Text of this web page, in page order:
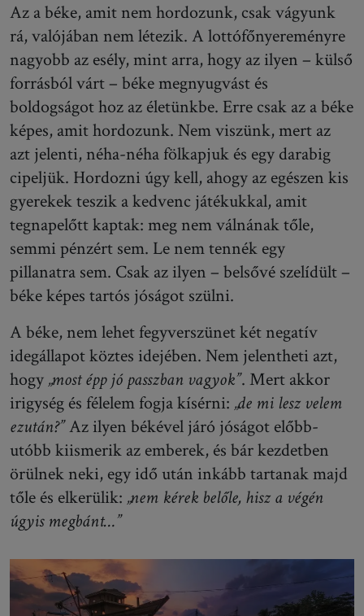
Az a béke, amit nem hordozunk, csak vágyunk
rá, valójában nem létezik. A lottófőnyereményre
nagyobb az esély, mint arra, hogy az ilyen – külső
forrásból várt – béke megnyugvást és
boldogságot hoz az életünkbe. Erre csak az a béke
képes, amit hordozunk. Nem viszünk, mert az
azt jelenti, néha-néha fölkapjuk és egy darabig
cipeljük. Hordozni úgy kell, ahogy az egészen kis
gyerekek teszik a kedvenc játékukkal, amit
tegnapelőtt kaptak: meg nem válnának tőle,
semmi pénzért sem. Le nem tennék egy
pillanatra sem. Csak az ilyen – belsővé szelídült –
béke képes tartós jóságot szülni.
A béke, nem lehet fegyverszünet két negatív
idegállapot köztes idejében. Nem jelentheti azt,
hogy„most épp jó passzban vagyok”. Mert akkor
irigység és félelem fogja kísérni: „de mi lesz velem
ezután?”Az ilyen békével járó jóságot előbb-
utóbb kiismerik az emberek, és bár kezdetben
örülnek neki, egy idő után inkább tartanak majd
tőle és elkerülik: „nem kérek belőle, hisz a végén
úgyis megbánt…”